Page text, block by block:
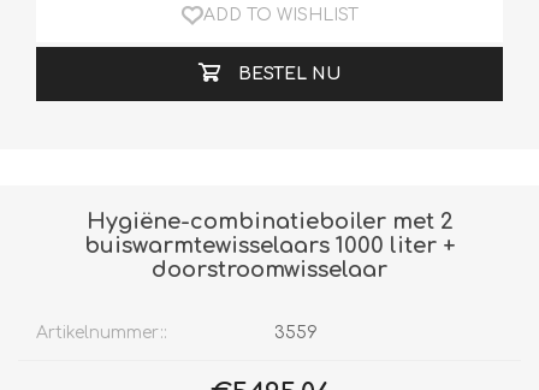
ADD TO WISHLIST
BESTEL NU
Hygiëne-combinatieboiler met 2
buiswarmtewisselaars 1000 liter +
doorstroomwisselaar
Artikelnummer:: 3559